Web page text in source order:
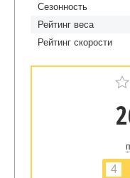
Сезонность
Рейтинг веса
Рейтинг скорости